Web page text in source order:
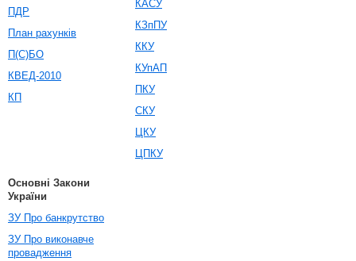
ПДР
План рахунків
П(С)БО
КВЕД-2010
КП
КАСУ
КЗпПУ
ККУ
КУпАП
ПКУ
СКУ
ЦКУ
ЦПКУ
Основні Закони
України
ЗУ Про банкрутство
ЗУ Про виконавче
провадження